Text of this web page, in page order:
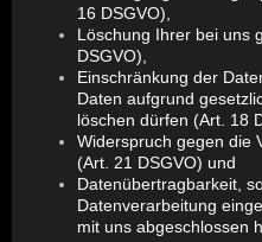
16 DSGVO),
Löschung Ihrer bei uns
DSGVO),
Einschränkung der
Daten aufgrund
löschen dürfen (Art. 18
Widerspruch gegen die
(Art. 21 DSGVO) und
Datenübertragbarkeit,
Datenverarbeitung
mit uns abgeschlossen